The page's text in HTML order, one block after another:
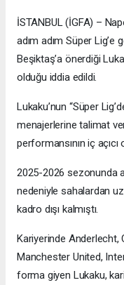
İSTANBUL (İGFA) –
adım adım Süper Lig’e
Beşiktaş’a önerdiği
olduğu iddia edildi.
Lukaku’nun “Süper
menajerlerine talimat
performansının iç açıcı
2025-2026 sezonunda
nedeniyle sahalardan
kadro dışı kalmıştı.
Kariyerinde Anderlecht,
Manchester United,
forma giyen Lukaku,